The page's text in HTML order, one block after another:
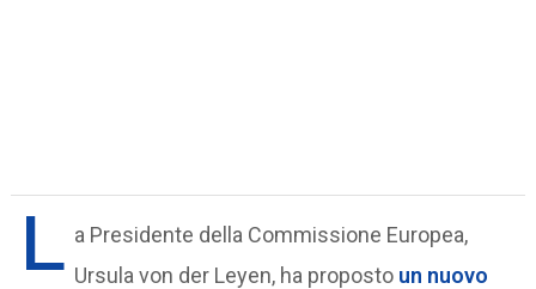
L a Presidente della Commissione Europea,
Ursula von der Leyen, ha proposto un nuovo